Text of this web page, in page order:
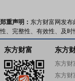
郑重声明： 东方财富网发
性、完整性、有效性、及
东方财富 东方
东方财
东方财